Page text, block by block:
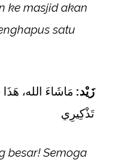
ke masjid akan
satu
زَيْد: مَاشَاءَ الله،
تَذْكِيرِي
besar! Semoga